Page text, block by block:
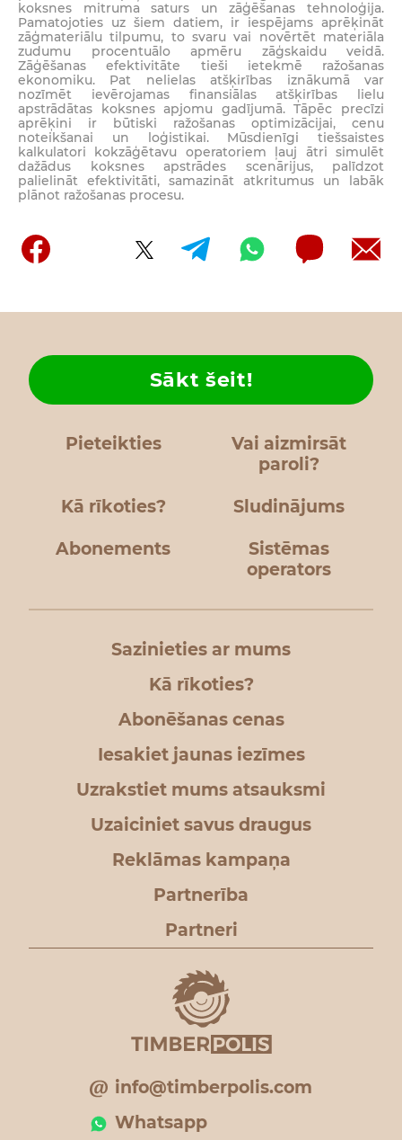
koksnes mitruma saturs un zāģēšanas tehnoloģija.
Pamatojoties uz šiem datiem, ir iespējams aprēķināt
zāģmateriālu tilpumu, to svaru vai novērtēt materiāla
zudumu procentuālo apmēru zāģskaidu veidā.
Zāģēšanas efektivitāte tieši ietekmē ražošanas
ekonomiku. Pat nelielas atšķirības iznākumā var
nozīmēt ievērojamas finansiālas atšķirības lielu
apstrādātas koksnes apjomu gadījumā. Tāpēc precīzi
aprēķini ir būtiski ražošanas optimizācijai, cenu
noteikšanai un loģistikai. Mūsdienīgi tiešsaistes
kalkulatori kokzāģētavu operatoriem ļauj ātri simulēt
dažādus koksnes apstrādes scenārijus, palīdzot
palielināt efektivitāti, samazināt atkritumus un labāk
plānot ražošanas procesu.
Pieteikties
Vai aizmirsāt
paroli?
Kā rīkoties?
Sākt šeit!
Sludinājums
Abonements
Sistēmas
operators
Sazinieties ar mums
Kā rīkoties?
Abonēšanas cenas
Iesakiet jaunas iezīmes
Uzrakstiet mums atsauksmi
Uzaiciniet savus draugus
Reklāmas kampaņa
Partnerība
Partneri
info@timberpolis.com
Whatsapp